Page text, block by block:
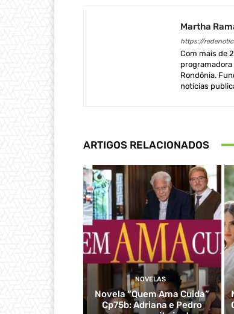
Martha
https://
Com mais de
programadora
Rondônia.
notícias
ARTIGOS RELACIONADOS
NOVELAS
Novela “Quem Ama Cuida”
Cp75b: Adriana e Pedro